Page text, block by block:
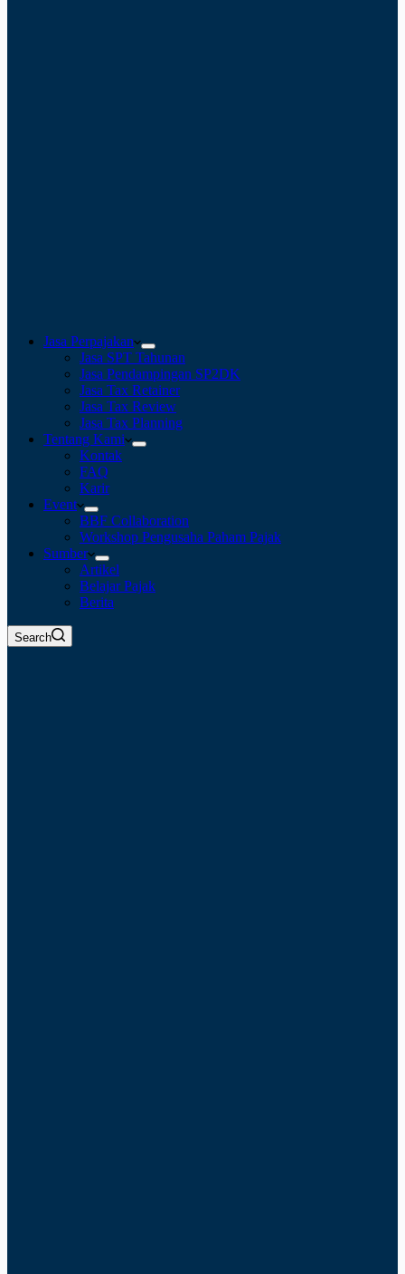
Jasa Perpajakan
Jasa SPT Tahunan
Jasa Pendampingan SP2DK
Jasa Tax Retainer
Jasa Tax Review
Jasa Tax Planning
Tentang Kami
Kontak
FAQ
Karir
Event
BBF Collaboration
Workshop Pengusaha Paham Pajak
Sumber
Artikel
Belajar Pajak
Berita
Search